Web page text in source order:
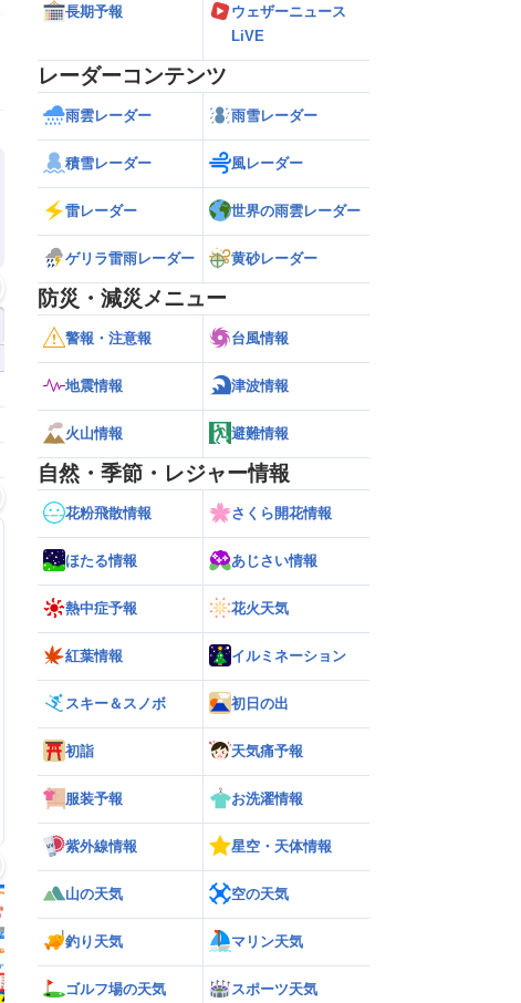
長期予報
ウェザーニュース
LiVE
レーダーコンテンツ
雨雲レーダー 雨雪レーダー
積雪レーダー 風レーダー
雷レーダー 世界の雨雲レーダー
ゲリラ雷雨レーダー 黄砂レーダー
防災・減災メニュー
警報・注意報 台風情報
地震情報 津波情報
火山情報 避難情報
自然・季節・レジャー情報
花粉飛散情報 さくら開花情報
ほたる情報 あじさい情報
熱中症予報 花火天気
紅葉情報 イルミネーション
スキー＆スノボ 初日の出
初詣 天気痛予報
服装予報 お洗濯情報
紫外線情報 星空・天体情報
山の天気 空の天気
釣り天気 マリン天気
ゴルフ場の天気 スポーツ天気